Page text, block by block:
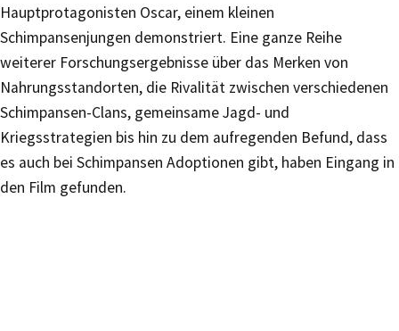
Hauptprotagonisten Oscar, einem kleinen
Schimpansenjungen demonstriert. Eine ganze Reihe
weiterer Forschungsergebnisse über das Merken von
Nahrungsstandorten, die Rivalität zwischen verschiedenen
Schimpansen-Clans, gemeinsame Jagd- und
Kriegsstrategien bis hin zu dem aufregenden Befund, dass
es auch bei Schimpansen Adoptionen gibt, haben Eingang in
den Film gefunden.